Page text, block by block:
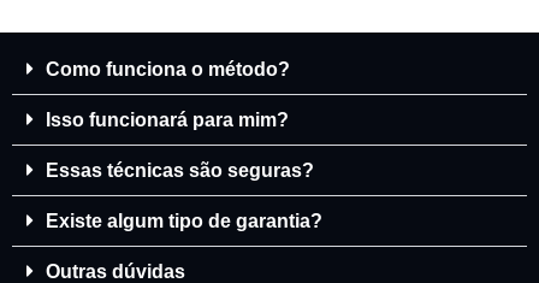
Como funciona o método?
Isso funcionará para mim?
Essas técnicas são seguras?
Existe algum tipo de garantia?
Outras dúvidas